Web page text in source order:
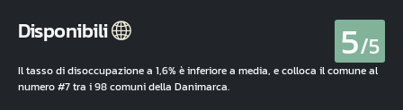
Disponibili 5/5
Il tasso di disoccupazione a 1,6% è inferiore a media, e colloca il comune al
numero #7 tra i 98 comuni della Danimarca.